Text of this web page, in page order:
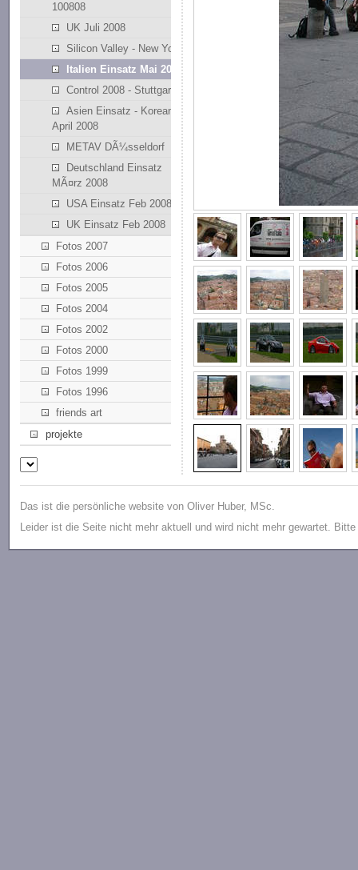
100808
UK Juli 2008
Silicon Valley - New York
Italien Einsatz Mai 2008
Control 2008 - Stuttgart
Asien Einsatz - Korean
April 2008
METAV DÃ¼sseldorf
Deutschland Einsatz
MÃ¤rz 2008
USA Einsatz Feb 2008
UK Einsatz Feb 2008
Fotos 2007
Fotos 2006
Fotos 2005
Fotos 2004
Fotos 2002
Fotos 2000
Fotos 1999
Fotos 1996
friends art
projekte
Das ist die persönliche website von Oliver Huber, MSc.
Leider ist die Seite nicht mehr aktuell und wird nicht mehr gewartet.